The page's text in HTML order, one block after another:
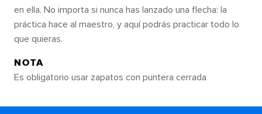
en ella. No importa si nunca has lanzado una flecha: la
práctica hace al maestro, y aquí podrás practicar todo lo
que quieras.
NOTA
Es obligatorio usar zapatos con puntera cerrada